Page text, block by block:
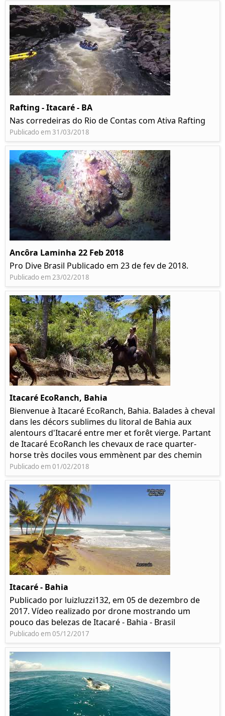
Rafting - Itacaré - BA
Nas corredeiras do Rio de Contas com Ativa Rafting
Publicado em 31/03/2018
Ancôra Laminha 22 Feb 2018
Pro Dive Brasil Publicado em 23 de fev de 2018.
Publicado em 23/02/2018
Itacaré EcoRanch, Bahia
Bienvenue à Itacaré EcoRanch, Bahia. Balades à cheval
dans les décors sublimes du litoral de Bahia aux
alentours d'Itacaré entre mer et forêt vierge. Partant
de Itacaré EcoRanch les chevaux de race quarter-
horse très dociles vous emmènent par des chemin
Publicado em 01/02/2018
Itacaré - Bahia
Publicado por luizluzzi132, em 05 de dezembro de
2017. Vídeo realizado por drone mostrando um
pouco das belezas de Itacaré - Bahia - Brasil
Publicado em 05/12/2017